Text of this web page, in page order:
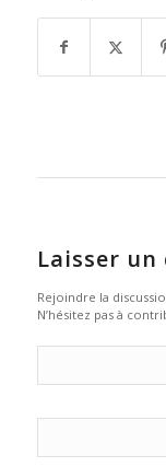
Laisser
Rejoindre la
N’hésitez pas à